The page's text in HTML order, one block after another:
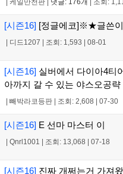
케일만천판 댓글: 176개 조회:
[시즌16] [정글에코]※★글쓴
디드1207 조회: 1,593 08-01
[시즌16] 실버에서 다이아4티
아까지 갈 수 있는 야스오공략
빼박라코등판 조회: 2,608 07-30
[시즌16] E 선마 마스터 이
Qnrl1001 조회: 13,068 07-18
[시즌16] 진짜 개쩌는거 가져